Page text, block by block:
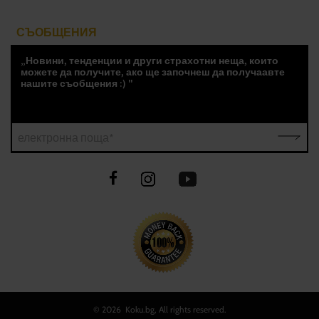
СЪОБЩЕНИЯ
„Новини, тенденции и други страхотни неща, които
можете да получите, ако ще започнеш да получаавте
нашите съобщения :) "
© 2026 Koku.bg, All rights reserved.